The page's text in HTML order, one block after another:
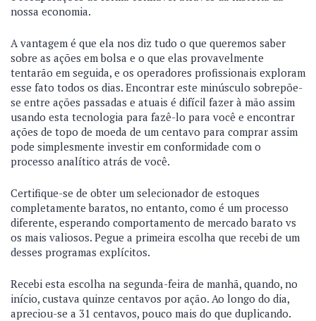
nossa economia.
A vantagem é que ela nos diz tudo o que queremos saber
sobre as ações em bolsa e o que elas provavelmente
tentarão em seguida, e os operadores profissionais exploram
esse fato todos os dias. Encontrar este minúsculo sobrepõe-
se entre ações passadas e atuais é difícil fazer à mão assim
usando esta tecnologia para fazê-lo para você e encontrar
ações de topo de moeda de um centavo para comprar assim
pode simplesmente investir em conformidade com o
processo analítico atrás de você.
Certifique-se de obter um selecionador de estoques
completamente baratos, no entanto, como é um processo
diferente, esperando comportamento de mercado barato vs
os mais valiosos. Pegue a primeira escolha que recebi de um
desses programas explícitos.
Recebi esta escolha na segunda-feira de manhã, quando, no
início, custava quinze centavos por ação. Ao longo do dia,
apreciou-se a 31 centavos, pouco mais do que duplicando.